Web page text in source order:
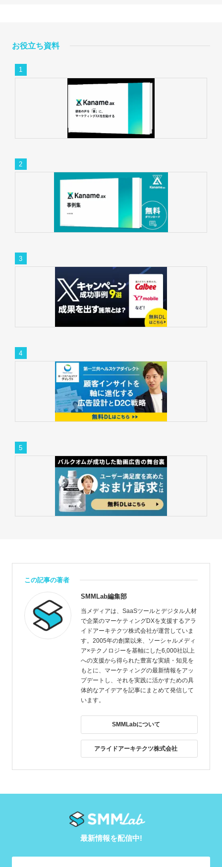
お役立ち資料
この記事の著者
SMMLab編集部
当メディアは、SaaSツールとデジタル人材
で企業のマーケティングDXを支援するアラ
イドアーキテクツ株式会社が運営していま
す。2005年の創業以来、ソーシャルメディ
ア×テクノロジーを基軸にした6,000社以上
への支援から得られた豊富な実績・知見を
もとに、マーケティングの最新情報をアッ
プデートし、それを実践に活かすための具
体的なアイデアを記事にまとめて発信して
います。
SMMLabについて
アライドアーキテクツ株式会社
最新情報を配信中!